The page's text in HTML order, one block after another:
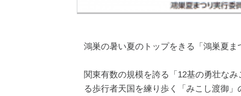
鴻巣の暑い夏のトップをきる「鴻巣夏ま
関東有数の規模を誇る「12基の勇壮な
る歩行者天国を練り歩く「みこし渡御」